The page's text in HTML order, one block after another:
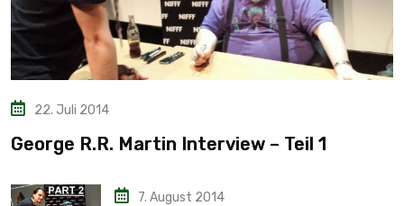
22. Juli 2014
George R.R. Martin Interview – Teil 1
7. August 2014